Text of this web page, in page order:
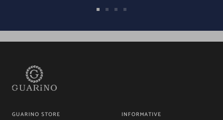
Vai Vai Vai Vai
GUARINO STORE INFORMATIVE